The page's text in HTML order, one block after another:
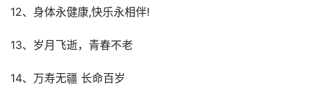
12、身体永健康,快乐永相伴!
13、岁月飞逝，青春不老
14、万寿无疆 长命百岁